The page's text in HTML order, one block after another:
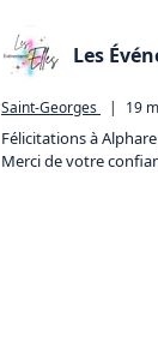
Les
Saint-Georges | 19
Félicitations à
Merci de votre